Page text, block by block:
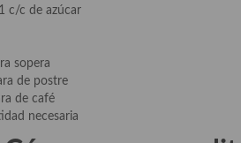
c/c de azúcar
sopera
de postre
de café
necesaria